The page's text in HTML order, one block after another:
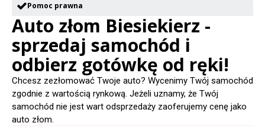
Pomoc prawna
Auto złom Biesiekierz -
sprzedaj samochód i
odbierz gotówkę od ręki!
Chcesz zezłomować Twoje auto? Wycenimy Twój samochód
zgodnie z wartością rynkową. Jeżeli uznamy, że Twój
samochód nie jest wart odsprzedaży zaoferujemy cenę jako
auto złom.